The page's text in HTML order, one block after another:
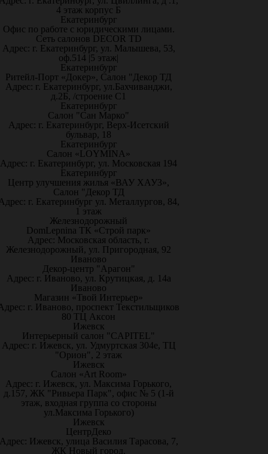
4 этаж корпус Б
Екатеринбург
Офис по работе с юридическими лицами.
Сеть салонов DECOR TD
Адрес: г. Екатеринбург, ул. Малышева, 53,
оф.514 |5 этаж|
Екатеринбург
Ритейл-Порт «Докер», Салон "Декор ТД
Адрес: г. Екатеринбург, ул.Бахчиванджи,
д.2Б, /строение С1
Екатеринбург
Салон "Сан Марко"
Адрес: г. Екатеринбург, Верх-Исетский
бульвар, 18
Екатеринбург
Салон «LOYMINA»
Адрес: г. Екатеринбург, ул. Московская 194
Екатеринбург
Центр улучшения жилья «ВАУ ХАУЗ»,
Салон "Декор ТД
г. Екатеринбург ул. Металлургов, 84,
1 этаж
Железнодорожный
DomLepnina ТК «Строй парк»
Адрес: Московская область, г.
Железнодорожный, ул. Пригородная, 92
Иваново
Декор-центр "Арагон"
Адрес: г. Иваново, ул. Крутицкая, д. 14а
Иваново
Магазин «Твой Интерьер»
г. Иваново, проспект Текстильщиков
80 ТЦ Аксон
Ижевск
Интерьерный салон "CAPITEL"
Адрес: г. Ижевск, ул. Удмуртская 304е, ТЦ
"Орион", 2 этаж
Ижевск
Салон «Art Room»
Адрес: г. Ижевск, ул. Максима Горького,
д.157, ЖК "Ривьера Парк", офис № 5 (1-й
этаж, входная группа со стороны
ул.Максима Горького)
Ижевск
ЦентрДеко
Ижевск, улица Василия Тарасова, 7,
ЖК Новый город.